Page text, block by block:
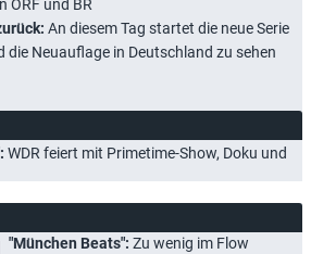
ORF und BR
An diesem Tag startet die neue Serie
die Neuauflage in Deutschland zu sehen
WDR feiert mit Primetime-Show, Doku und
"München Beats": Zu wenig im Flow